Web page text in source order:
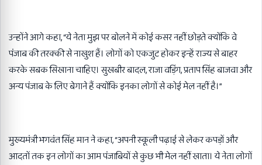
उन्होंने आगे कहा, “ये नेता मुझ पर बोलने में कोई कसर नहीं छोड़ते क्योंकि वे
पंजाब की तरक्की से नाखुश हैं। लोगों को एकजुट होकर इन्हें राज्य से बाहर
करके सबक सिखाना चाहिए। सुखबीर बादल,राजा वड़िंग,प्रताप सिंह बाजवा और
अन्य पंजाब के लिए बेगाने हैं क्योंकि इनका लोगों से कोई मेल नहीं है।”
मुख्यमंत्री भगवंत सिंह मान ने कहा, “अपनी स्कूली पढ़ाई से लेकर कपड़ों और
आदतों तक इन लोगों का आम पंजाबियों से कुछ भी मेल नहीं खाता। ये नेता लोगों